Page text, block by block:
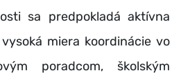
sa predpokladá aktívna
miera koordinácie vo
poradcom, školským